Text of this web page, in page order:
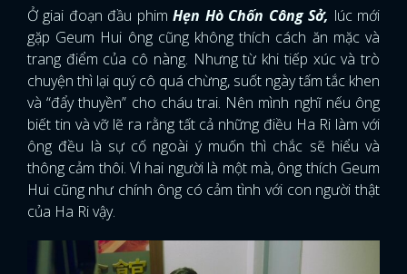
Ở giai đoạn đầu phimHẹn Hò Chốn Công Sở, lúc mới
gặp Geum Hui ông cũng không thích cách ăn mặc và
trang điểm của cô nàng. Nhưng từ khi tiếp xúc và trò
chuyện thì lại quý cô quá chừng, suốt ngày tấm tắc khen
và “đẩy thuyền” cho cháu trai. Nên mình nghĩ nếu ông
biết tin và vỡ lẽ ra rằng tất cả những điều Ha Ri làm với
ông đều là sự cố ngoài ý muốn thì chắc sẽ hiểu và
thông cảm thôi. Vì hai người là một mà, ông thích Geum
Hui cũng như chính ông có cảm tình với con người thật
của Ha Ri vậy.